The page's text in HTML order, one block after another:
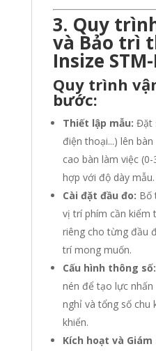
3. Quy
và Bảo trì
Insize STM-
Quy trình
bước:
Thiết lập mẫu: Đặt
điện thoại...) lên
cao bàn làm việc
hợp với độ dày mẫu.
Cài đặt đầu đo: Bố
vị trí phím cần kiểm
riêng cho từng đầu
trí mong muốn.
Cấu hình thông số:
nén để tạo lực
nghỉ và tổng số chu
khiển.
Kích hoạt và Giám